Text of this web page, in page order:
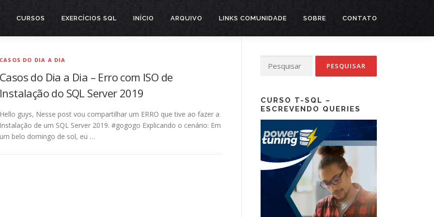
CURSOS EXERCÍCIOS SQL INÍCIO ARQUIVO LINKS COMUNIDADE SOBRE CONTATO
CASOS DO DIA A DIA
Casos do Dia a Dia – Erro com ISO de
Instalação do SQL Server 2019
Hello guys, Nesse post vou compartilhar um ERRO que tive ao fazer a
Instalação de um SQL Server 2019. #gogogo Explicando o cenário: Em
um belo domingo de sol, eu …
por:
CURSO T-SQL –
ESCREVENDO QUERIES